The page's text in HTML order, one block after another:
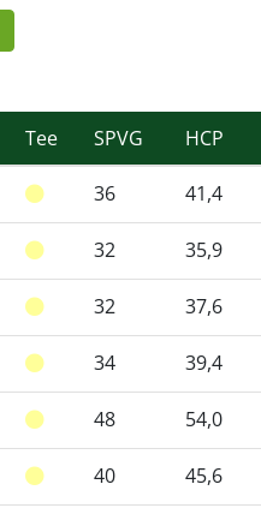
Tee SPVG HCP
36 41,4
32 35,9
32 37,6
34 39,4
48 54,0
40 45,6